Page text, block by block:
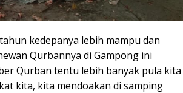
kedepanya lebih mampu dan
Qurbannya di Gampong ini
Qurban tentu lebih banyak pula kita
kita, kita mendoakan di samping